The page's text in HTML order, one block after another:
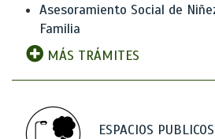
Asesoramiento Social de
Familia
MÁS TRÁMITES
ESPACIOS